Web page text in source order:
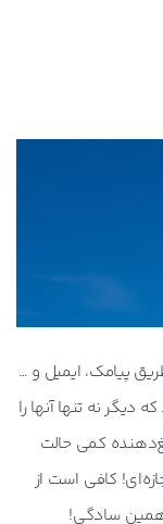
پیامک، ایمیل و …
دیگر نه تنها آنها را
کمی حالت
کافی است از
همین سادگی!